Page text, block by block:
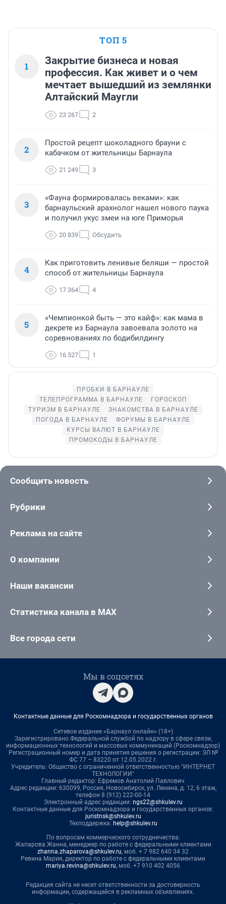
ТОП 5
1
Закрытие бизнеса и новая
профессия. Как живет и о чем
мечтает вышедший из землянки
Алтайский Маугли
23 267 2
2
Простой рецепт шоколадного брауни с
кабачком от жительницы Барнаула
21 249 3
3
«Фауна формировалась веками»: как
барнаульский арахнолог нашел нового паука
и получил укус змеи на юге Приморья
20 839 Обсудить
4
Как приготовить ленивые беляши — простой
способ от жительницы Барнаула
17 364 4
5
«Чемпионкой быть — это кайф»: как мама в
декрете из Барнаула завоевала золото на
соревнованиях по бодибилдингу
16 527 1
ПРОБКИ В БАРНАУЛЕ
ТЕЛЕПРОГРАММА В БАРНАУЛЕ
ГОРОСКОП
ТУРИЗМ В БАРНАУЛЕ
ЗНАКОМСТВА В БАРНАУЛЕ
ПОГОДА В БАРНАУЛЕ
ФОРУМЫ В БАРНАУЛЕ
КУРСЫ ВАЛЮТ В БАРНАУЛЕ
ПРОМОКОДЫ В БАРНАУЛЕ
Сообщить новость
Рубрики
Реклама на сайте
О компании
Наши вакансии
Статистика канала в MAX
Все города сети
Мы в соцсетях
Контактные данные для Роскомнадзора и государственных органов
Сетевое издание «Барнаул онлайн» (18+)
Зарегистрировано Федеральной службой по надзору в сфере связи,
информационных технологий и массовых коммуникаций (Роскомнадзор)
Регистрационный номер и дата принятия решения о регистрации: ЭЛ №
ФС 77 – 83220 от 12.05.2022 г.
Учредитель: Общество с ограниченной ответственностью "ИНТЕРНЕТ
ТЕХНОЛОГИИ"
Главный редактор: Ефремов Анатолий Павлович
Адрес редакции: 630099, Россия, Новосибирск, ул. Ленина, д. 12, 6 этаж,
телефон 8 (912) 222-00-14
Электронный адрес редакции: ngs22@shkulev.ru
Контактные данные для Роскомнадзора и государственных органов:
juristnsk@shkulev.ru
Техподдержка: help@shkulev.ru
По вопросам коммерческого сотрудничества:
Жапарова Жанна, менеджер по работе с федеральными клиентами
zhanna.zhaparova@shkulev.ru, моб. + 7 982 640 34 32
Ревина Мария, директор по работе с федеральными клиентами
mariya.revina@shkulev.ru, моб. +7 910 402 4056
Редакция сайта не несет ответственности за достоверность
информации, содержащейся в рекламных объявлениях.